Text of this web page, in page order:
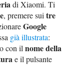
di Xiaomi. Ti
, premere suitre
Google
già illustrata:
con ilnome della
e il pulsante